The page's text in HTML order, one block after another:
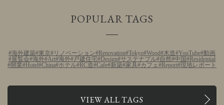
POPULAR TAGS
海外建築 東京 リノベーション Renovation Tokyo Wood 木造 YouTube 動画
展覧会 海外 Art 海外 戸建住宅 Design サステナブル 自然 中国
Residential
開業
Hotel China ホテル RC造 Cafe 新築 家具 カフェ Report 現地レポート
VIEW ALL TAGS